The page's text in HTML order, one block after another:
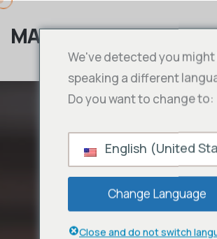
MAMA IPTV
We've detected you might
speaking a different
Do you want to change to:
English (United
Change Language
Close and do not switch